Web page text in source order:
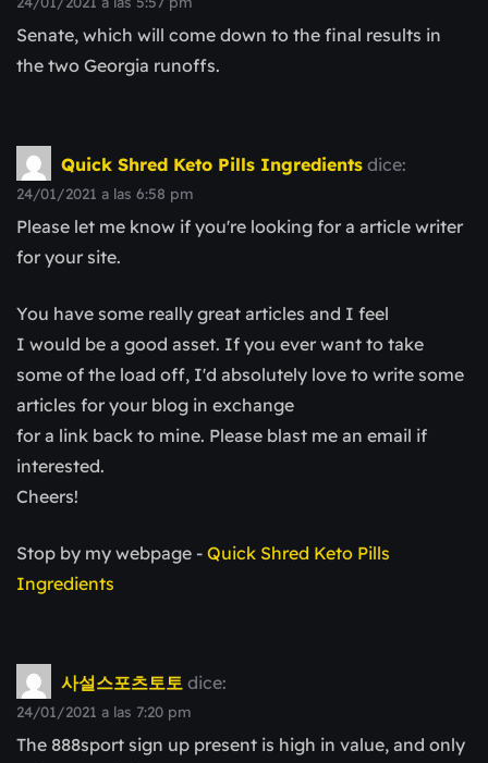
Senate, which will come down to the final results in
the two Georgia runoffs.
Quick Shred Keto Pills Ingredients dice:
24/01/2021 a las 6:58 pm
Please let me know if you're looking for a article writer
for your site.
You have some really great articles and I feel
I would be a good asset. If you ever want to take
some of the load off, I'd absolutely love to write some
articles for your blog in exchange
for a link back to mine. Please blast me an email if
interested.
Cheers!
Stop by my webpage - Quick Shred Keto Pills
Ingredients
사설스포츠토토 dice:
24/01/2021 a las 7:20 pm
The 888sport sign up present is high in value, and only